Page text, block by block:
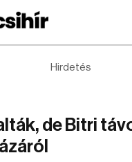
Hirdetés
de Bitri